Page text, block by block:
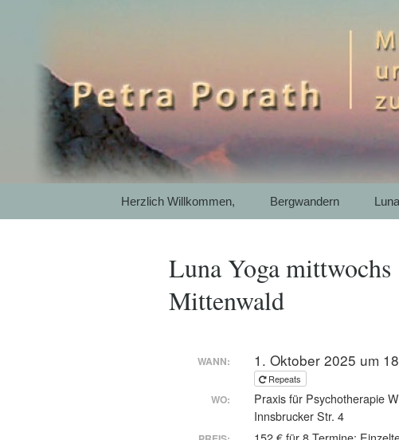
Petra Porath
Gewaltfreie
Garmisch-
Herzlich Willkommen, Bergwandern
Luna Yoga
Mittenwald
WANN: 1. Oktober 2025 um
Repeats
WO:
Praxis für Psychotherapie
Innsbrucker Str. 4